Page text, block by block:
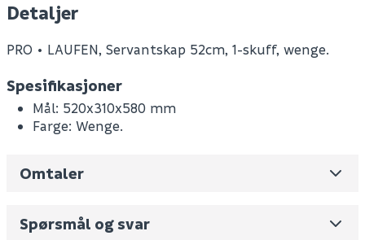
Detaljer
PRO • LAUFEN, Servantskap 52cm, 1-skuff, wenge.
Spesifikasjoner
Mål: 520x310x580 mm
Farge: Wenge.
Omtaler
Spørsmål og svar
Leverandørens varenummer H4830280954231